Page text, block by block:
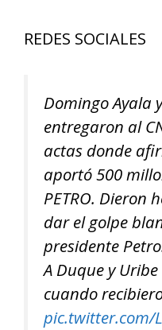
REDES SOCIALES
Domingo Ayala
entregaron al
actas donde
aportó 500
PETRO. Dieron
dar el golpe
presidente
A Duque y
cuando
pic.twitter.com/